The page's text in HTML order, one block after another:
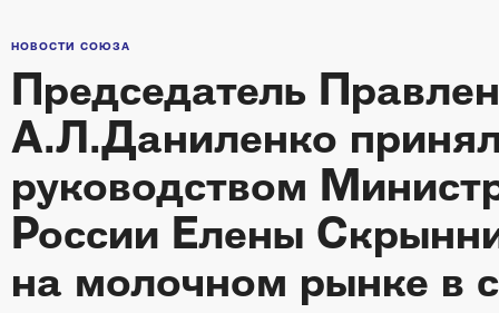
НОВОСТИ СОЮЗА
Председатель
А.Л.Даниленко
руководством
России Елены
на молочном рынке в